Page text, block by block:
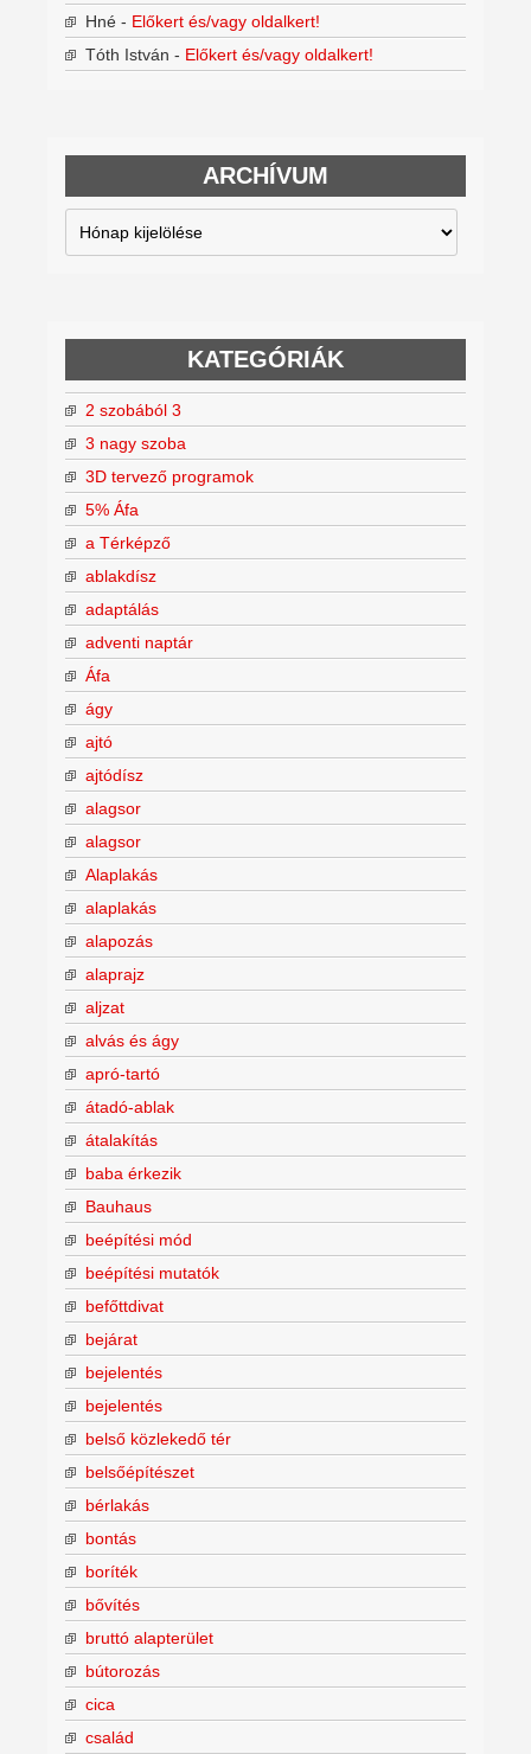
Hné - Előkert és/vagy oldalkert!
Tóth István - Előkert és/vagy oldalkert!
ARCHÍVUM
Archívum
KATEGÓRIÁK
2 szobából 3
3 nagy szoba
3D tervező programok
5% Áfa
a Térképző
ablakdísz
adaptálás
adventi naptár
Áfa
ágy
ajtó
ajtódísz
alagsor
alagsor
Alaplakás
alaplakás
alapozás
alaprajz
aljzat
alvás és ágy
apró-tartó
átadó-ablak
átalakítás
baba érkezik
Bauhaus
beépítési mód
beépítési mutatók
befőttdivat
bejárat
bejelentés
bejelentés
belső közlekedő tér
belsőépítészet
bérlakás
bontás
boríték
bővítés
bruttó alapterület
bútorozás
cica
család